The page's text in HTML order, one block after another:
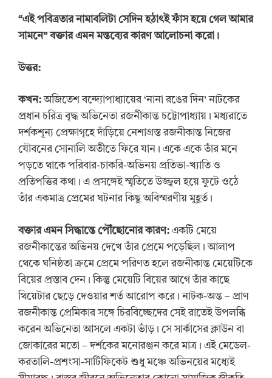
“এই পবিত্রতার নামাবলিটা সেদিন হঠাৎই ফাঁস হয়ে গেল আমার
সামনে”বক্তার এমন মন্তব্যের কারণ আলোচনা করো।
উত্তর:
কখন: অজিতেশ বন্দ্যোপাধ্যায়ের ‘নানা রঙের দিন’ নাটকের
প্রধান চরিত্র বৃদ্ধ অভিনেতা রজনীকান্ত চট্টোপাধ্যায়। মধ্যরাতে
দর্শকশূন্য প্রেক্ষাগৃহে দাঁড়িয়ে নেশাগ্রস্ত রজনীকান্ত নিজের
যৌবনের সোনালি অতীতে ফিরে যান। একে একে তাঁর মনে
পড়তে থাকে পরিবার-চাকরি-অভিনয় প্রতিভা-খ্যাতি ও
প্রতিপত্তির কথা। এ প্রসঙ্গেই স্মৃতিতে উজ্জ্বল হয়ে ফুটে ওঠে
তাঁর একমাত্র প্রেমের ঘটনার কিছু অবিস্মরণীয় মুহূর্ত।
বক্তারএমনসিদ্ধান্তে পৌঁছোনোর কারণ: একটি মেয়ে
রজনীকান্তের অভিনয় দেখে তাঁর প্রেমে পড়েছিল। আলাপ
থেকে ঘনিষ্ঠতা ক্রমে প্রেমে পরিণত হলে রজনীকান্ত মেয়েটিকে
বিয়ের প্রস্তাব দেন। কিন্তু মেয়েটি বিয়ের আগে তাঁর কাছে
থিয়েটার ছেড়ে দেওয়ার শর্ত আরোপ করে। নাটক-অন্ত – প্রাণ
রজনীকান্ত প্রেমিকার সঙ্গে চিরবিচ্ছেদের সেই রাতেই উপলব্ধি
করেন অভিনেতা আসলে একটা ভাঁড়। সে সার্কাসের ক্লাউন বা
জোকারের মতো – দর্শকের মনোরঞ্জন করে মাত্র। এই মেডেল-
করতালি-প্রশংসা-সার্টিফিকেট শুধু মঞ্চে অভিনয়ের মধ্যেই